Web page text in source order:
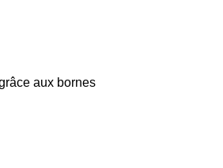
aux bornes